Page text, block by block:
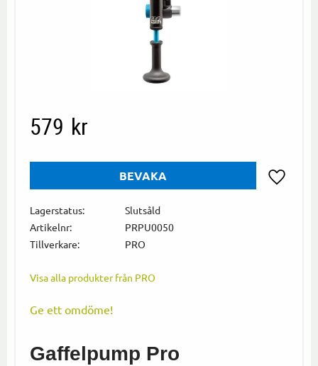
579 kr
BEVAKA
Lagerstatus
Slutsåld
Artikelnr
PRPU0050
Tillverkare
PRO
Visa alla produkter från PRO
Ge ett omdöme!
Gaffelpump Pro